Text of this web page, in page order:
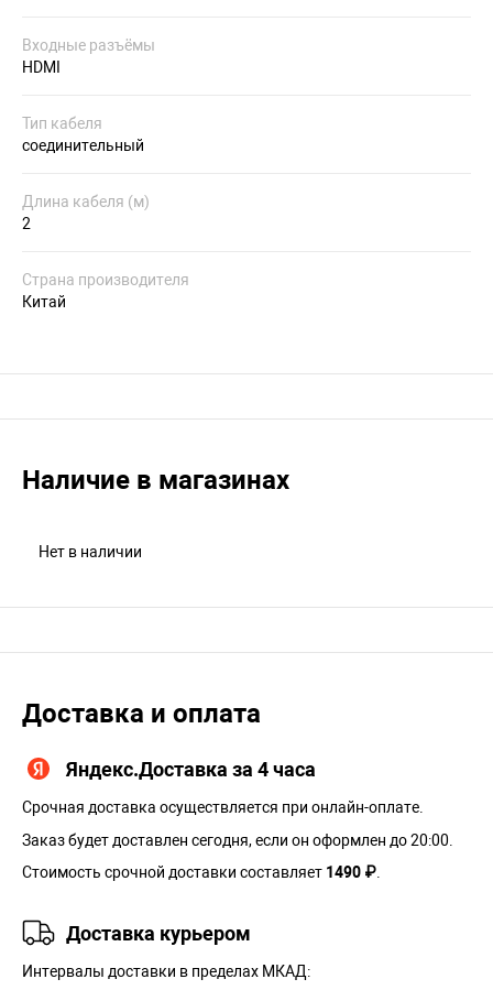
Входные разъёмы
HDMI
Тип кабеля
соединительный
Длина кабеля (м)
2
Страна производителя
Китай
Наличие в магазинах
Нет в наличии
Доставка и оплата
Яндекс.Доставка за 4 часа
Срочная доставка осуществляется при онлайн-оплате.
Заказ будет доставлен сегодня, если он оформлен до 20:00.
Стоимость срочной доставки составляет 1490 ₽
Доставка курьером
Интервалы доставки в пределах МКАД: